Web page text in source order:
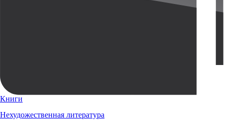
Книги
Нехудожественная литература